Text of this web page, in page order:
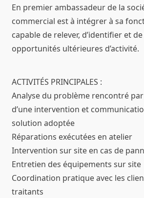
En premier ambassadeur de la
commercial est à intégrer à sa
capable de relever, d’identifier et
opportunités ultérieures d’activité.
ACTIVITÉS PRINCIPALES :
Analyse du problème rencontré
d’une intervention et
solution adoptée
Réparations exécutées en atelier
Intervention sur site en cas de
Entretien des équipements sur site
Coordination pratique avec les
traitants